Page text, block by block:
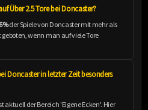
Über 2.5 Tore bei Doncaster?
der Spiele von Doncaster mit mehr als
wenn man auf viele Tore
Doncaster in letzter Zeit besonders
aktuell der Bereich 'Eigene Ecken'. Hier